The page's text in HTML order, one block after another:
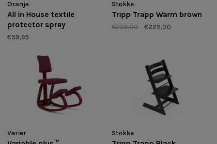
Oranje
All in House textile
protector spray
€59,95
Stokke
Tripp Trapp Warm brown
€239,00 €229,00
Varier Stokke